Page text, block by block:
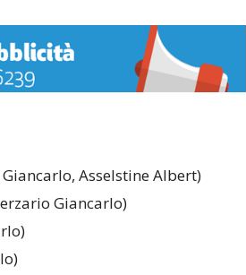
Asselstine Albert)
Giancarlo)